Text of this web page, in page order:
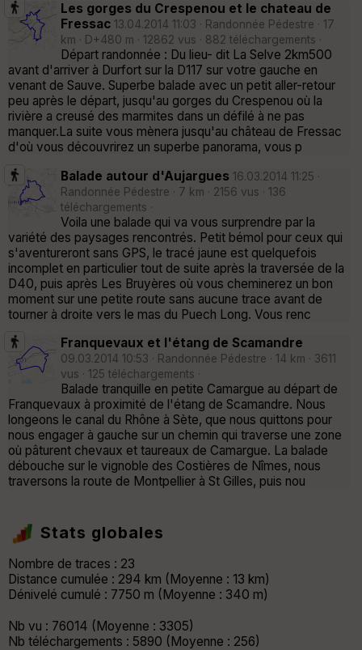
Les gorges du Crespenou et le chateau de
Fressac 13.04.2014 11:03 · Randonnée Pédestre · 17
km · D+480 m · 12862 vus · 882 téléchargements ·
Départ randonnée : Du lieu- dit La Selve 2km500
avant d'arriver à Durfort sur la D117 sur votre gauche en
venant de Sauve. Superbe balade avec un petit aller-retour
peu après le départ, jusqu'au gorges du Crespenou où la
rivière a creusé des marmites dans un défilé à ne pas
manquer.La suite vous mènera jusqu'au château de Fressac
d'où vous découvrirez un superbe panorama, vous p
Balade autour d'Aujargues 16.03.2014 11:25 ·
Randonnée Pédestre · 7 km · 2156 vus · 136
téléchargements ·
Voila une balade qui va vous surprendre par la
variété des paysages rencontrés. Petit bémol pour ceux qui
s'aventureront sans GPS, le tracé jaune est quelquefois
incomplet en particulier tout de suite après la traversée de la
D40, puis après Les Bruyères où vous cheminerez un bon
moment sur une petite route sans aucune trace avant de
tourner à droite vers le mas du Puech Long. Vous renc
Franquevaux et l'étang de Scamandre
09.03.2014 10:53 · Randonnée Pédestre · 14 km · 3611
vus · 125 téléchargements ·
Balade tranquille en petite Camargue au départ de
Franquevaux à proximité de l'étang de Scamandre. Nous
longeons le canal du Rhône à Sète, que nous quittons pour
nous engager à gauche sur un chemin qui traverse une zone
où pâturent chevaux et taureaux de Camargue. La balade
débouche sur le vignoble des Costières de Nîmes, nous
traversons la route de Montpellier à St Gilles, puis nou
Stats globales
Nombre de traces : 23
Distance cumulée : 294 km (Moyenne : 13 km)
Dénivelé cumulé : 7750 m (Moyenne : 340 m)
Nb vu : 76014 (Moyenne : 3305)
Nb téléchargements : 5890 (Moyenne : 256)